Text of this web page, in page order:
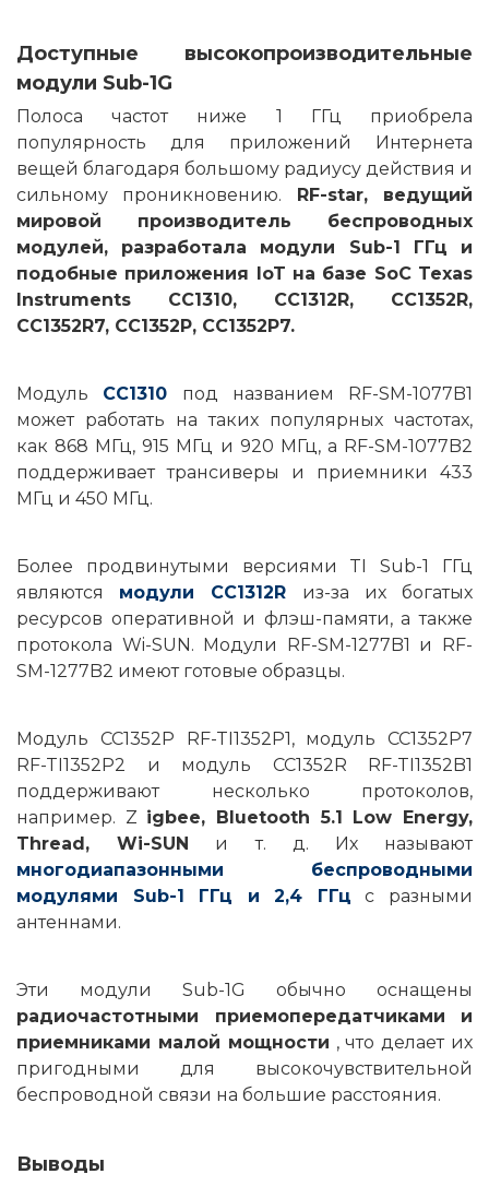
Доступные высокопроизводительные
модули Sub-1G
Полоса частот ниже 1 ГГц приобрела
популярность для приложений Интернета
вещей благодаря большому радиусу действия и
сильному проникновению. RF-star, ведущий
мировой производитель беспроводных
модулей, разработала модули Sub-1 ГГц и
подобные приложения IoT на базе SoC Texas
Instruments CC1310, CC1312R, CC1352R,
CC1352R7, CC1352P, CC1352P7.
Модуль CC1310 под названием RF-SM-1077B1
может работать на таких популярных частотах,
как 868 МГц, 915 МГц и 920 МГц, а RF-SM-1077B2
поддерживает трансиверы и приемники 433
МГц и 450 МГц.
Более продвинутыми версиями TI Sub-1 ГГц
являются модули CC1312R из-за их богатых
ресурсов оперативной и флэш-памяти, а также
протокола Wi-SUN. Модули RF-SM-1277B1 и RF-
SM-1277B2 имеют готовые образцы.
Модуль CC1352P RF-TI1352P1, модуль CC1352P7
RF-TI1352P2 и модуль CC1352R RF-TI1352B1
поддерживают несколько протоколов,
например. Z igbee, Bluetooth 5.1 Low Energy,
Thread, Wi-SUN и т. д. Их называют
многодиапазонными беспроводными
модулями Sub-1 ГГц и 2,4 ГГц с разными
антеннами.
Эти модули Sub-1G обычно оснащены
радиочастотными приемопередатчиками и
приемниками малой мощности , что делает их
пригодными для высокочувствительной
беспроводной связи на большие расстояния.
Выводы